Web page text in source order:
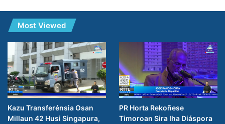
Most Viewed
Kazu Transferénsia Osan
Millaun 42 Husi Singapura,
PR Horta Rekoñese
Timoroan Sira Iha Diáspora